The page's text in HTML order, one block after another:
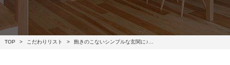
TOP こだわりリスト 飽きのこないシンプルな玄関に♪…